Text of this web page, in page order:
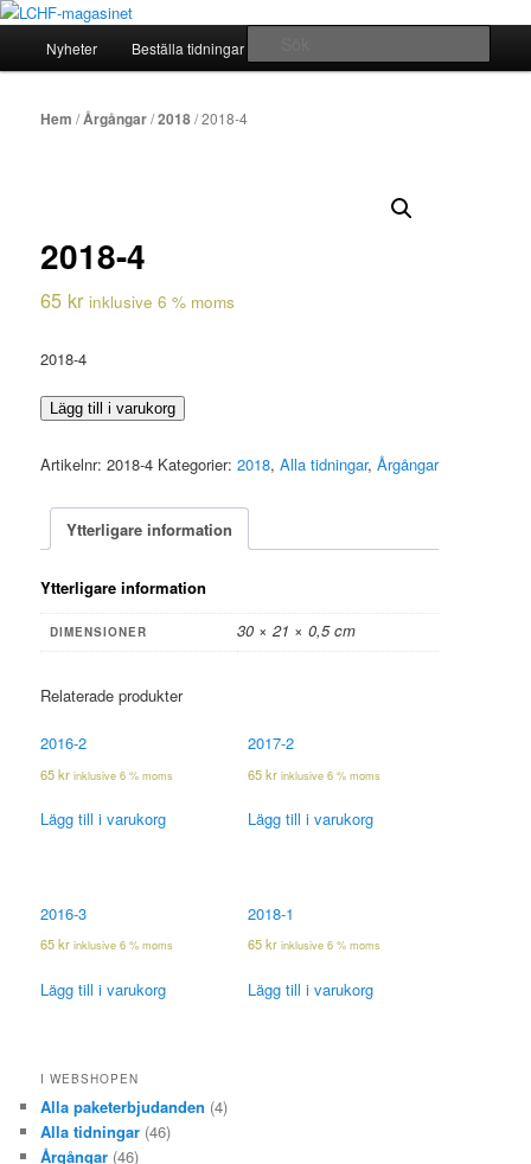
Hoppa
primärt
LCHF-magasinet
Allt om mat hälsa viktkontroll 2010-2020
Nyheter Beställa tidningar
Hem /Årgångar/2018/ 2018-4
2018-4
65 kr inklusive 6 % moms
2018-4
2018-
mängd
Lägg till i varukorg
Artikelnr:2018-4 Kategorier:2018,Alla tidningar,Årgångar
Ytterligare information
Ytterligare information
DIMENSIONER 30 × 21 × 0,5 cm
Relaterade produkter
2016-2
65kr inklusive 6 % moms
Lägg till i varukorg
2017-2
65kr inklusive 6 % moms
Lägg till i varukorg
2016-3
65kr inklusive 6 % moms
Lägg till i varukorg
2018-1
65kr inklusive 6 % moms
Lägg till i varukorg
I WEBSHOPEN
Alla paketerbjudanden (4)
Alla tidningar (46)
Årgångar (46)